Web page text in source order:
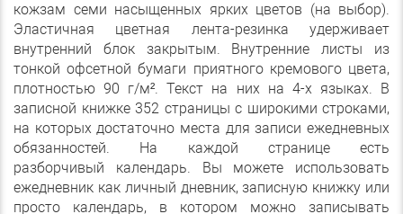
кожзам семи насыщенных ярких цветов (на выбор).
Эластичная цветная лента-резинка удерживает
внутренний блок закрытым. Внутренние листы из
тонкой офсетной бумаги приятного кремового цвета,
плотностью 90 г/м². Текст на них на 4-х языках. В
записной книжке 352 страницы с широкими строками,
на которыхдостаточно места для записи ежедневных
обязанностей. На каждой странице есть
разборчивый календарь. Вы можете использовать
ежедневник как личный дневник, записную книжку или
просто календарь, в котором можно записывать